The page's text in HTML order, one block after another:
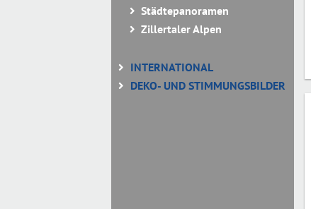
Städtepanoramen
Zillertaler Alpen
INTERNATIONAL
DEKO- UND STIMMUNGSBILDER